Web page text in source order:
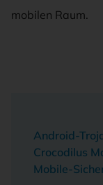
mobilen Raum.
Android-
Crocodilus
Mobile-